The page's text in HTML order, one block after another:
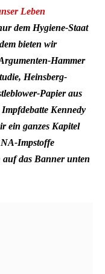
Leben
dem Hygiene-Staat
bieten wir
Hammer
Heinsberg-
Papier aus
Kennedy
ein ganzes Kapitel
Impstoffe
auf das Banner unten